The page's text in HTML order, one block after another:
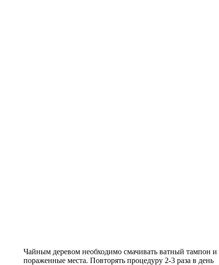
Чайным деревом необходимо смачивать ватный тампон и
пораженные места. Повторять процедуру 2-3 раза в день